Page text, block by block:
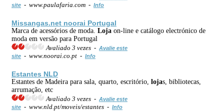
site - www.paulafaria.com - Info
Missangas.net noorai Portugal
Marca de acessórios de moda. Loja on-line e catálogo electrónico de
moda em versão para Portugal
Avaliado 3 vezes - Avalie este
site - www.noorai.co.pt - Info
Estantes NLD
Estantes de Madeira para sala, quarto, escritório, lojas, bibliotecas,
arrumação, etc
Avaliado 3 vezes - Avalie este
site - www.nld.pt/moveis/estantes - Info